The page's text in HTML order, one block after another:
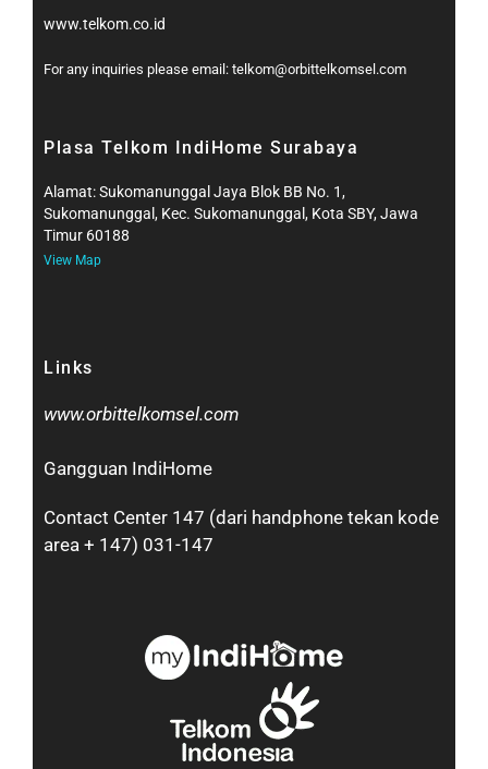
www.telkom.co.id
For any inquiries please email: telkom@orbittelkomsel.com
Plasa Telkom IndiHome Surabaya
Alamat: Sukomanunggal Jaya Blok BB No. 1,
Sukomanunggal, Kec. Sukomanunggal, Kota SBY, Jawa
Timur 60188
View Map
Links
www.orbittelkomsel.com
Gangguan IndiHome
Contact Center 147 (dari handphone tekan kode
area + 147) 031-147